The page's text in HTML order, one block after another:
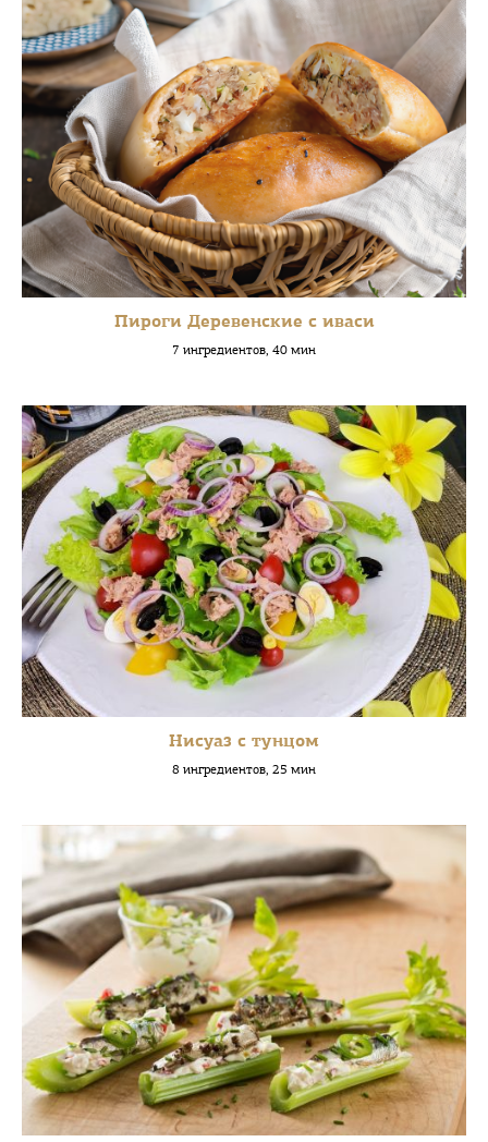
Пироги Деревенские с иваси
7 ингредиентов, 40 мин
Нисуаз с тунцом
8 ингредиентов, 25 мин